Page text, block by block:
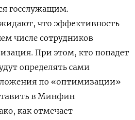
госслужащим.
что эффективность
числе сотрудников
При этом, кто попадет
определять сами
по «оптимизации»
в Минфин
как отмечает